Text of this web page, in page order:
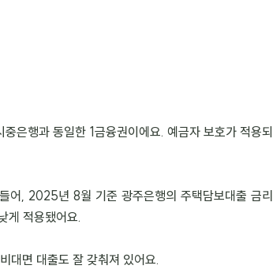
은행과 동일한 1금융권이에요. 예금자 보호가 적용되
어, 2025년 8월 기준 광주은행의 주택담보대출 금리
적용됐어요.
대면 대출도 잘 갖춰져 있어요.